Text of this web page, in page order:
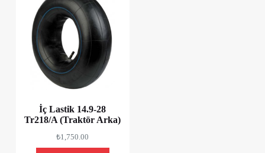
İç Lastik 14.9-28
Tr218/A (Traktör Arka)
₺1,750.00